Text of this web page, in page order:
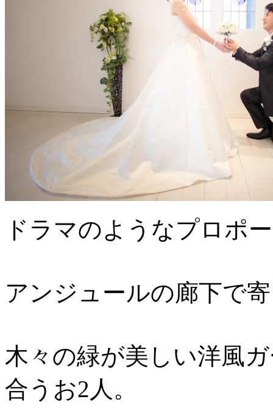
ドラマのようなプロポ
アンジュールの廊下で
木々の緑が美しい洋風
合うお2人。